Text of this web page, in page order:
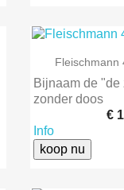

Fleischmann
Bijnaam de "de
zonder doos
€
Info
koop nu